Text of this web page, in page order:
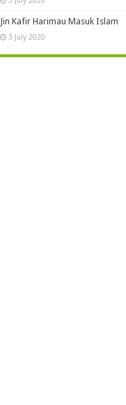
Jin Kafir Harimau Masuk Islam
3 July 2020